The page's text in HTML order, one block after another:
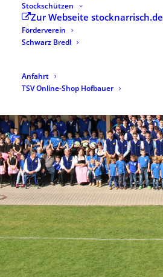
Stockschützen
Zur Webseite stocknarrisch.de
Förderverein
Schwarz Bredl
Anfahrt
TSV Online-Shop Hofbauer